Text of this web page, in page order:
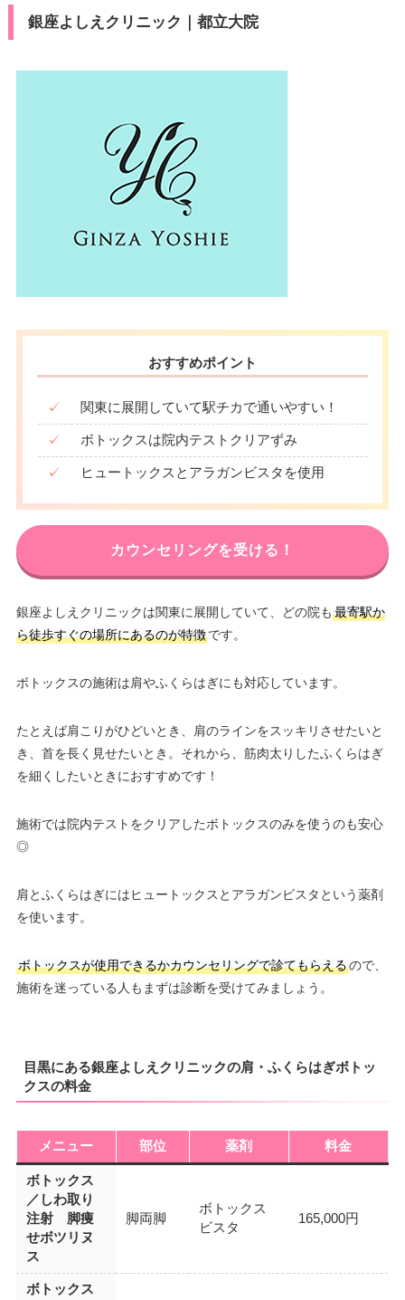
銀座よしえクリニック｜都立大院
おすすめポイント
✓ 関東に展開していて駅チカで通いやすい！
✓ ボトックスは院内テストクリアずみ
✓ ヒュートックスとアラガンビスタを使用
カウンセリングを受ける！
銀座よしえクリニックは関東に展開していて、どの院も 最寄駅か
ら徒歩すぐの場所にあるのが特徴です。
ボトックスの施術は肩やふくらはぎにも対応しています。
たとえば肩こりがひどいとき、肩のラインをスッキリさせたいと
き、首を長く見せたいとき。それから、筋肉太りしたふくらはぎ
を細くしたいときにおすすめです！
施術では院内テストをクリアしたボトックスのみを使うのも安心
◎
肩とふくらはぎにはヒュートックスとアラガンビスタという薬剤
を使います。
ボトックスが使用できるかカウンセリングで診てもらえるので、
施術を迷っている人もまずは診断を受けてみましょう。
目黒にある銀座よしえクリニックの肩・ふくらはぎボトッ
クスの料金
メニュー 部位 薬剤 料金
ボトックス
／しわ取り
注射 脚痩
せボツリヌ
ス
脚両脚
ボトックス
ビスタ
165,000円
ボトックス